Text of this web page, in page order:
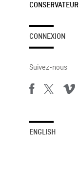
CONSERVATEUR
CONNEXION
Suivez-nous
ENGLISH